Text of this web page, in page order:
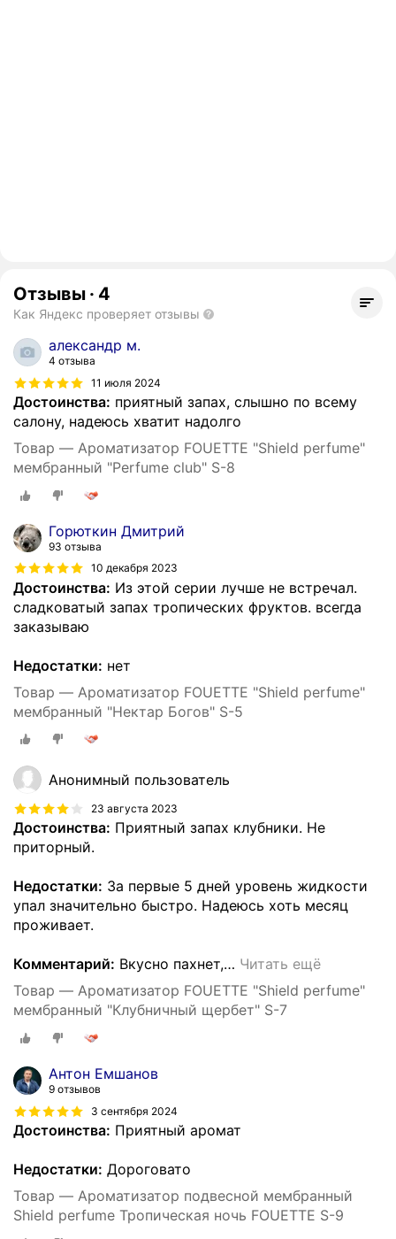
Отзывы · 4
Как Яндекс проверяет отзывы
александр м.
4 отзыва
11 июля 2024
Достоинства: приятный запах, слышно по всему
салону, надеюсь хватит надолго
Товар — Ароматизатор FOUETTE "Shield perfume"
мембранный "Perfume club" S-8
Горюткин Дмитрий
93 отзыва
10 декабря 2023
Достоинства: Из этой серии лучше не встречал.
сладковатый запах тропических фруктов. всегда
заказываю
Недостатки: нет
Товар — Ароматизатор FOUETTE "Shield perfume"
мембранный "Нектар Богов" S-5
Анонимный пользователь
23 августа 2023
Достоинства: Приятный запах клубники. Не
приторный.
Недостатки: За первые 5 дней уровень жидкости
упал значительно быстро. Надеюсь хоть месяц
проживает.
Комментарий: Вкусно пахнет,… Читать ещё
Товар — Ароматизатор FOUETTE "Shield perfume"
мембранный "Клубничный щербет" S-7
Антон Емшанов
9 отзывов
3 сентября 2024
Достоинства: Приятный аромат
Недостатки: Дороговато
Товар — Ароматизатор подвесной мембранный
Shield perfume Тропическая ночь FOUETTE S-9